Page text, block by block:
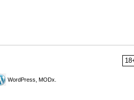
WordPress, MODx.